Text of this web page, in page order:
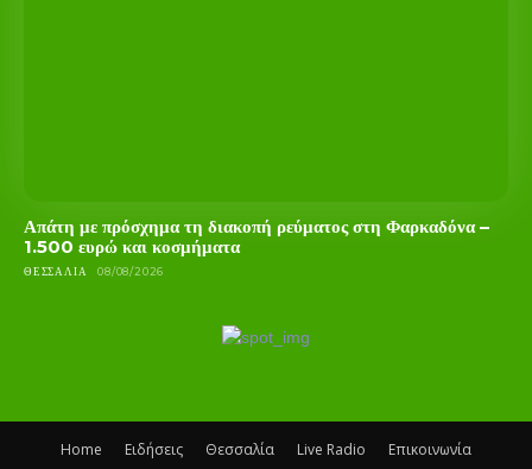
Απάτη με πρόσχημα τη διακοπή ρεύματος στη Φαρκαδόνα –
1.500 ευρώ και κοσμήματα
ΘΕΣΣΑΛΊΑ 08/08/2026
Home Ειδήσεις Θεσσαλία Live Radio Επικοινωνία